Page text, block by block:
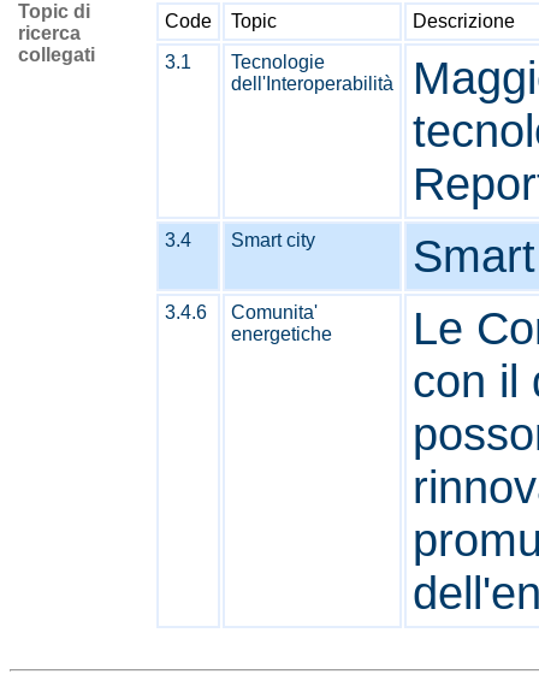
Topic di
ricerca
collegati
Code Topic
Descrizione
3.1
Tecnologie
dell'Interoperabilità
3.4 Smart city
3.4.6
Comunita'
energetiche
Le
con il